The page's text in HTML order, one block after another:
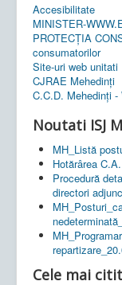
Accesibilitate
MINISTER-
PROTECȚIA
consumatorilor
Site-uri web unitati
CJRAE Mehedinți
C.C.D. Mehedinţi -
Noutati ISJ
MH_Listă
Hotărârea
Procedură
directori
Cele mai